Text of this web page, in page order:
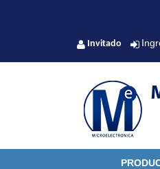
Invitado